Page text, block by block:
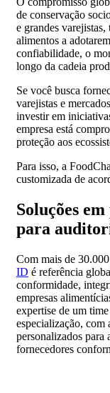
de conservação
e grandes
alimentos a
confiabilidade, o
longo da cadeia
Se você busca
varejistas e
investir em
empresa está
proteção aos
Para isso, a
customizada de
Soluções
para
Com mais de
ID é referência
conformidade,
empresas
expertise de um
especialização, com
personalizados para
fornecedores